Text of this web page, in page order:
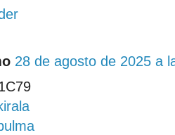
28 de agosto de 2025 a